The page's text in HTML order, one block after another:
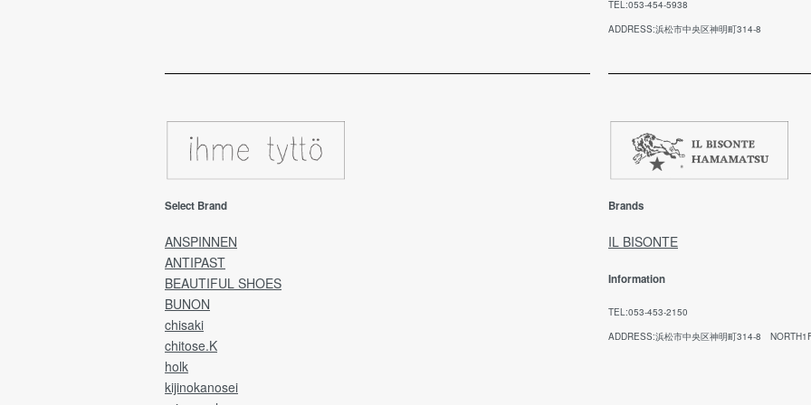
※振
回
方
TEL:053-454-5938
ADDRESS:浜松市中央区神明町314-8
Select Brand
ANSPINNEN
ANTIPAST
BEAUTIFUL SHOES
BUNON
chisaki
chitose.K
holk
kijinokanosei
Brands
IL BISONTE
Information
TEL:053-453-2150
ADDRESS:浜松市中央区神明町314-8